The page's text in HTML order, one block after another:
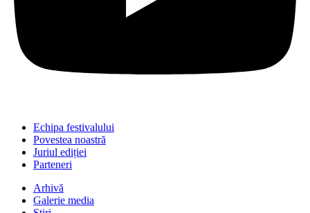
Echipa festivalului
Povestea noastră
Juriul ediției
Parteneri
Arhivă
Galerie media